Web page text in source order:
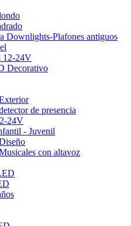
Downlights-Plafones antiguos
12-24V
Decorativo
de presencia
24V
- Juvenil
con altavoz